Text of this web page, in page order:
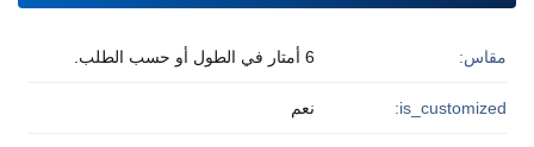
مقاس: 6 أمتار في الطول أو حسب الطلب.
is_customized: نعم